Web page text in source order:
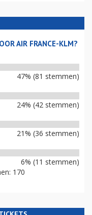
AIR FRANCE-KLM?
47% (81 stemmen)
24% (42 stemmen)
21% (36 stemmen)
6% (11 stemmen)
170